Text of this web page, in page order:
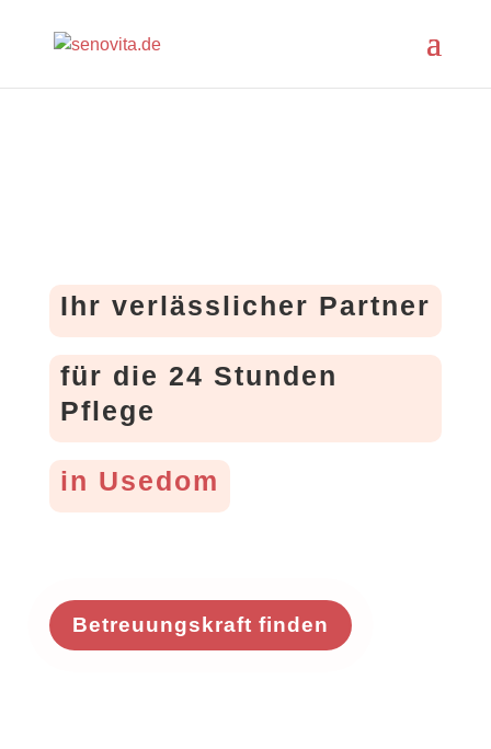
Ihr verlässlicher Partner
für die 24 Stunden
Pflege
in Usedom
Betreuungskraft finden